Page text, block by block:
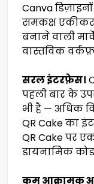
Canva
समकक्ष
बनाने वाली
वास्तविक
सरल इंटरफ़ेस।
पहली बार के
भी है — अधिक
QR Cake का
QR Cake पर
डायनामिक
कम आक्रामक